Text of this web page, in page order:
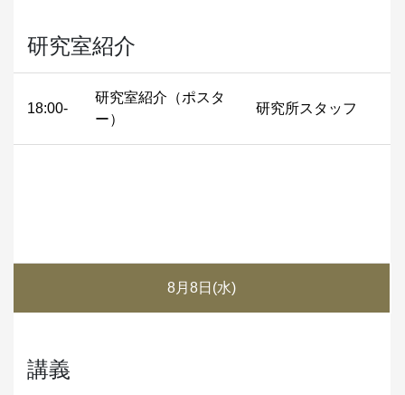
研究室紹介
18:00-
研究室紹介（ポスタ
ー）
研究所スタッフ
8月8日(水)
講義